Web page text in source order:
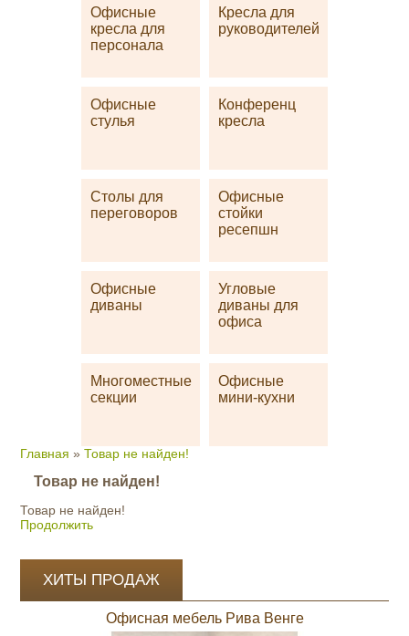
Офисные
кресла для
персонала
Кресла для
руководителей
Офисные
стулья
Конференц
кресла
Столы для
переговоров
Офисные
стойки
ресепшн
Офисные
диваны
Угловые
диваны для
офиса
Многоместные
секции
Офисные
мини-кухни
Главная » Товар не найден!
Товар не найден!
Товар не найден!
Продолжить
ХИТЫ ПРОДАЖ
Офисная мебель Рива Венге